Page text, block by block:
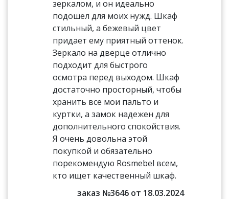
зеркалом, и он идеально
подошел для моих нужд. Шкаф
стильный, а бежевый цвет
придает ему приятный оттенок.
Зеркало на дверце отлично
подходит для быстрого
осмотра перед выходом. Шкаф
достаточно просторный, чтобы
хранить все мои пальто и
куртки, а замок надежен для
дополнительного спокойствия.
Я очень довольна этой
покупкой и обязательно
порекомендую Rosmebel всем,
кто ищет качественный шкаф.
заказ №3646 от 18.03.2024